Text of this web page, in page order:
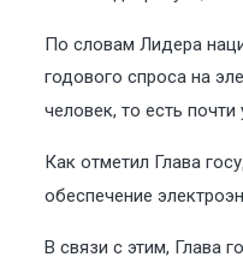
По словам Лидера
годового спроса на
человек, то есть
Как отметил Глава
обеспечение
В связи с этим, Глава